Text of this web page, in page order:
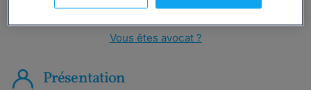
Vous êtes avocat ?
Présentation